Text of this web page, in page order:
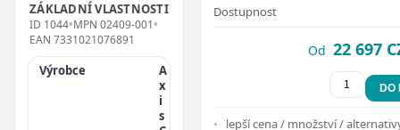
ZÁKLADNÍ VLASTNOSTI
ID 1044•MPN 02409-001•
EAN 7331021076891
Výrobce
A
x
i
s
Dostupnost
Od 22 697
DO
lepší cena / množství /